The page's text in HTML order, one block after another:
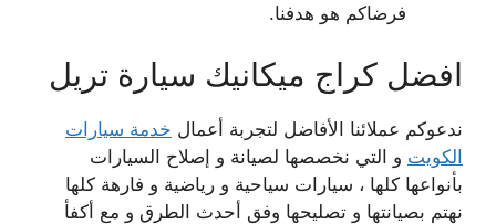
فرضاكم هو هدفنا.
افضل كراج ميكانيك سيارة تريل
ندعوكم عملائنا الأفاضل لتجربة أعمال خدمة سيارات
الكويت و التي نخصصها لصيانة و إصلاح السيارات
بأنواعها كلها ، سيارات سياحية و رياضية و فارهة كلها
نهتم بصيانتها و تصليحها وفق أحدث الطرق و مع أكفأ